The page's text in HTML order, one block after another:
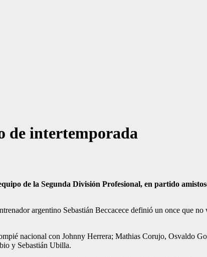
de intertemporada
de la Segunda División Profesional, en partido
argentino Sebastián Beccacece definió un once que
nacional con Johnny Herrera; Mathias Corujo, Osvaldo
y Sebastián Ubilla.